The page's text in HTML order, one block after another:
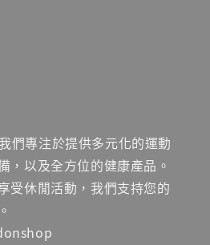
們專注於提供多元化的運動
，以及全方位的健康產品。
受休閒活動，我們支持您的